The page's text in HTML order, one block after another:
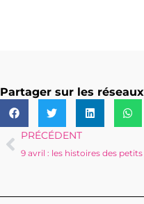
Partager sur les réseaux
PRÉCÉDENT